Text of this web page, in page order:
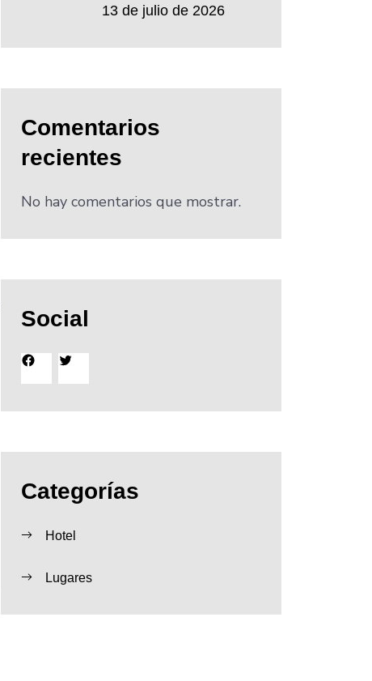
13 de julio de 2026
Comentarios
recientes
No hay comentarios que mostrar.
Social
FacebookTwitter
Categorías
Hotel
Lugares